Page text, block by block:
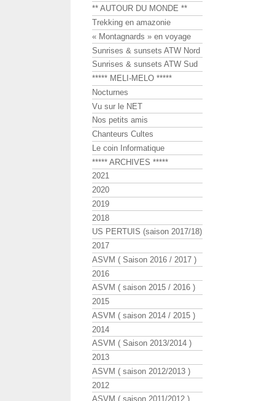
** AUTOUR DU MONDE **
Trekking en amazonie
« Montagnards » en voyage
Sunrises & sunsets ATW Nord
Sunrises & sunsets ATW Sud
***** MELI-MELO *****
Nocturnes
Vu sur le NET
Nos petits amis
Chanteurs Cultes
Le coin Informatique
***** ARCHIVES *****
2021
2020
2019
2018
US PERTUIS (saison 2017/18)
2017
ASVM ( Saison 2016 / 2017 )
2016
ASVM ( saison 2015 / 2016 )
2015
ASVM ( saison 2014 / 2015 )
2014
ASVM ( Saison 2013/2014 )
2013
ASVM ( saison 2012/2013 )
2012
ASVM ( saison 2011/2012 )